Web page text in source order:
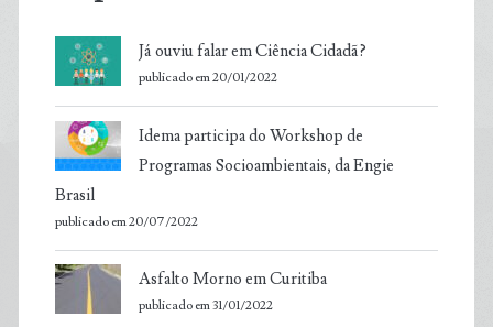
Já ouviu falar em Ciência Cidadã?
publicado em 20/01/2022
Idema participa do Workshop de
Programas Socioambientais, da Engie
Brasil
publicado em 20/07/2022
Asfalto Morno em Curitiba
publicado em 31/01/2022